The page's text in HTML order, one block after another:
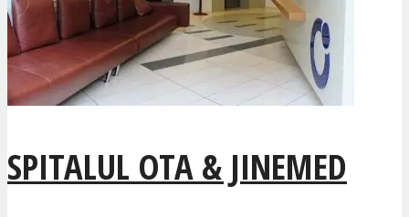
SPITALUL OTA & JINEMED